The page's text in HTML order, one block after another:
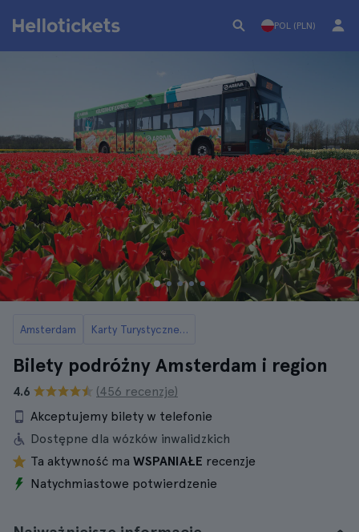
POL (PLN)
Amsterdam Karty Turystyczne Amsterdamu
Bilety podróżny Amsterdam i region
4.6
(456 recenzje)
Akceptujemy bilety w telefonie
Dostępne dla wózków inwalidzkich
Ta aktywność ma WSPANIAŁE recenzje
Natychmiastowe potwierdzenie